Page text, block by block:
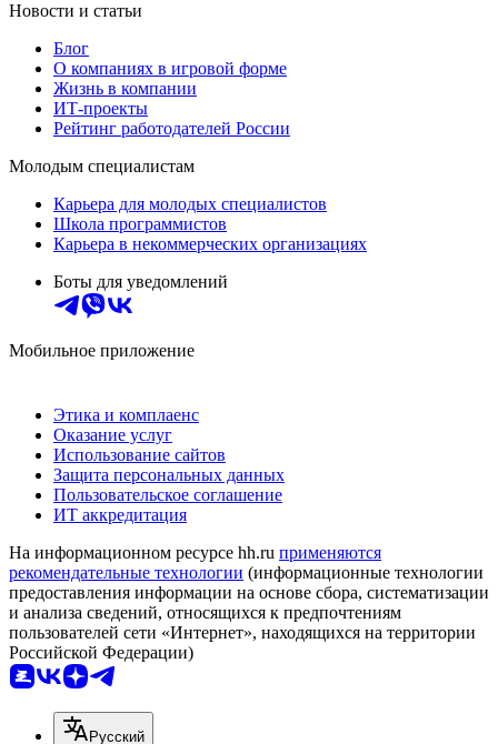
Новости и статьи
Блог
О компаниях в игровой форме
Жизнь в компании
ИТ-проекты
Рейтинг работодателей России
Молодым специалистам
Карьера для молодых специалистов
Школа программистов
Карьера в некоммерческих организациях
Боты для уведомлений
Мобильное приложение
Этика и комплаенс
Оказание услуг
Использование сайтов
Защита персональных данных
Пользовательское соглашение
ИТ аккредитация
На информационном ресурсе hh.ru применяются
рекомендательные технологии (информационные технологии
предоставления информации на основе сбора, систематизации
и анализа сведений, относящихся к предпочтениям
пользователей сети «Интернет», находящихся на территории
Российской Федерации)
Русский